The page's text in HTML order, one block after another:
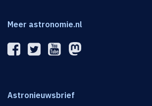
Meer astronomie.nl
Astronieuwsbrief